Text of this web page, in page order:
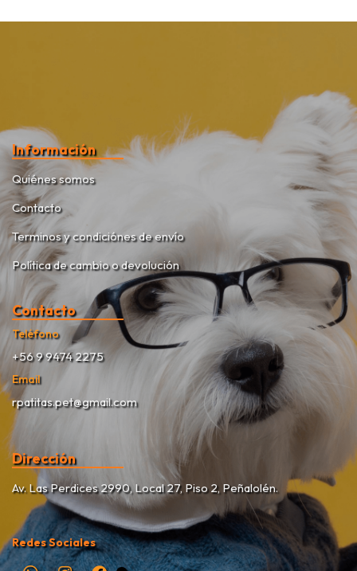
Información
Quiénes somos
Contacto
Terminos y condiciónes de envío
Política de cambio o devolución
Contacto
Teléfono
+56 9 9474 2275
Email
rpatitas.pet@gmail.com
Dirección
Av. Las Perdices 2990, Local 27, Piso 2, Peñalolén.
Redes Sociales